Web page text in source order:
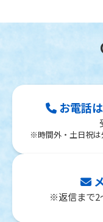
お電話
※時間外・土日祝は
※返信まで2